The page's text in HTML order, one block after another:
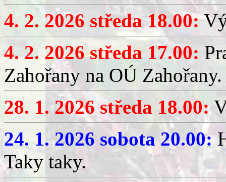
4. 2. 2026 středa 18.00:
4. 2. 2026 středa 17.00:
Zahořany na OÚ Zahořany.
28. 1. 2026 středa 18.00:
24. 1. 2026 sobota 20.00:
Taky taky.